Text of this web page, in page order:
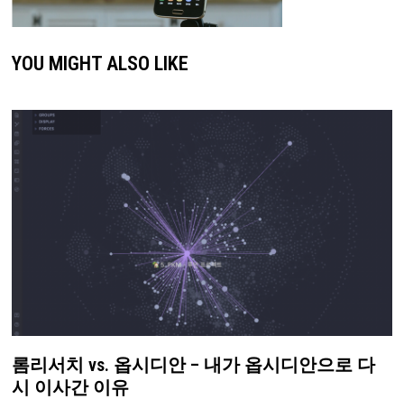
YOU MIGHT ALSO LIKE
롬리서치 vs. 옵시디안 – 내가 옵시디안으로 다
시 이사간 이유